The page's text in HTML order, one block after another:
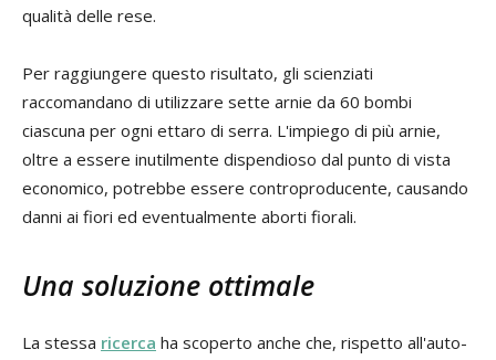
qualità delle rese.
Per raggiungere questo risultato, gli scienziati
raccomandano di utilizzare sette arnie da 60 bombi
ciascuna per ogni ettaro di serra. L'impiego di più arnie,
oltre a essere inutilmente dispendioso dal punto di vista
economico, potrebbe essere controproducente, causando
danni ai fiori ed eventualmente aborti fiorali.
Una soluzione ottimale
La stessa ricerca ha scoperto anche che, rispetto all'auto-